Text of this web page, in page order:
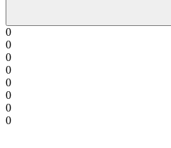
0
0
0
0
0
0
0
0